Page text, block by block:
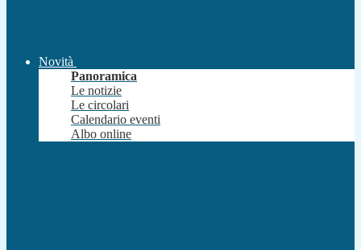
Novità
Panoramica
Le notizie
Le circolari
Calendario eventi
Albo online